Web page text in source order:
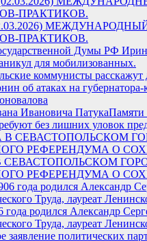
ПРАКТИКОВ.
для мобилизованных.
Памяти
СЕВАСТОПОЛЬСКОМ
РЕФЕРЕНДУМА О
года родился Александр
Труда, лауреат